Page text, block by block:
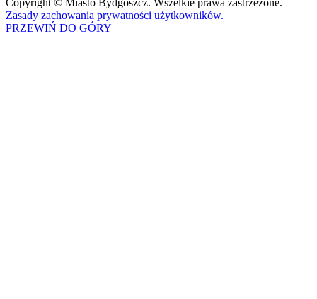
Copyright © Miasto Bydgoszcz. Wszelkie prawa zastrzeżone.
Zasady zachowania prywatności użytkowników.
PRZEWIŃ DO GÓRY